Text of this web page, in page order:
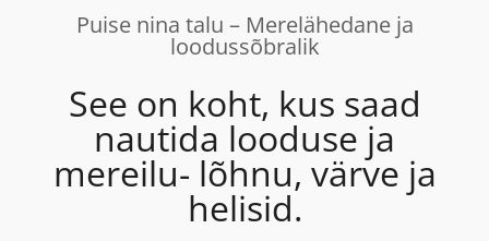
Puise nina talu – Merelähedane ja
loodussõbralik
See on koht, kus saad
nautida looduse ja
mereilu- lõhnu, värve ja
helisid.